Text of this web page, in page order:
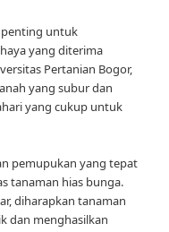
penting untuk
yang diterima
Pertanian Bogor,
yang subur dan
yang cukup untuk
pemupukan yang tepat
tanaman hias bunga.
diharapkan tanaman
dan menghasilkan